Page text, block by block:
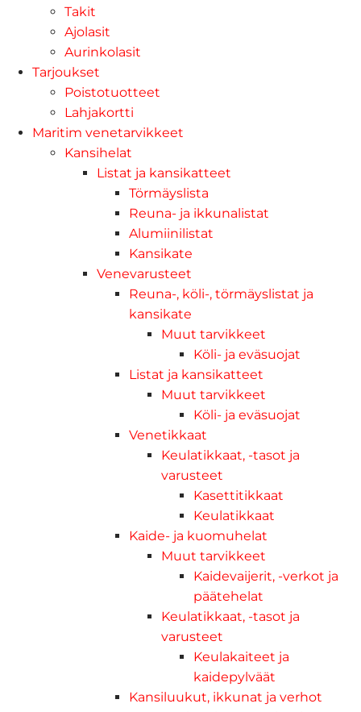
Takit
Ajolasit
Aurinkolasit
Tarjoukset
Poistotuotteet
Lahjakortti
Maritim venetarvikkeet
Kansihelat
Listat ja kansikatteet
Törmäyslista
Reuna- ja ikkunalistat
Alumiinilistat
Kansikate
Venevarusteet
Reuna-, köli-, törmäyslistat ja
kansikate
Muut tarvikkeet
Köli- ja eväsuojat
Listat ja kansikatteet
Muut tarvikkeet
Köli- ja eväsuojat
Venetikkaat
Keulatikkaat, -tasot ja
varusteet
Kasettitikkaat
Keulatikkaat
Kaide- ja kuomuhelat
Muut tarvikkeet
Kaidevaijerit, -verkot ja
päätehelat
Keulatikkaat, -tasot ja
varusteet
Keulakaiteet ja
kaidepylväät
Kansiluukut, ikkunat ja verhot